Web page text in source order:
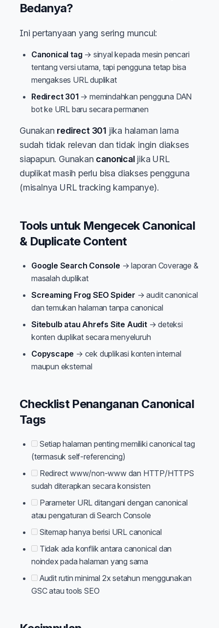
Bedanya?
Ini pertanyaan yang sering muncul:
Canonical tag → sinyal kepada mesin pencari
tentang versi utama, tapi pengguna tetap bisa
mengakses URL duplikat
Redirect 301 → memindahkan pengguna DAN
bot ke URL baru secara permanen
Gunakan redirect 301 jika halaman lama
sudah tidak relevan dan tidak ingin diakses
siapapun. Gunakan canonicaljika URL
duplikat masih perlu bisa diakses pengguna
(misalnya URL tracking kampanye).
Tools untuk Mengecek Canonical
& Duplicate Content
Google Search Console → laporan Coverage &
masalah duplikat
Screaming Frog SEO Spider → audit canonical
dan temukan halaman tanpa canonical
Sitebulb atau Ahrefs Site Audit→ deteksi
konten duplikat secara menyeluruh
Copyscape → cek duplikasi konten internal
maupun eksternal
Checklist Penanganan Canonical
Tags
Setiap halaman penting memiliki canonical tag
(termasuk self-referencing)
Redirect www/non-www dan HTTP/HTTPS
sudah diterapkan secara konsisten
Parameter URL ditangani dengan canonical
atau pengaturan di Search Console
Sitemap hanya berisi URL canonical
Tidak ada konflik antara canonical dan
noindex pada halaman yang sama
Audit rutin minimal 2x setahun menggunakan
GSC atau tools SEO